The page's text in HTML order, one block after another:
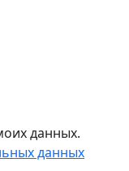
данных.
данных